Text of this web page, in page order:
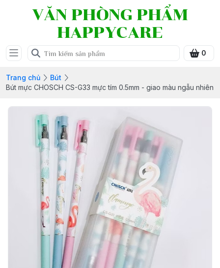
VĂN PHÒNG PHẨM
HAPPYCARE
0
Trang chủ
Bút
Bút mực CHOSCH CS-G33 mực tím 0.5mm - giao màu ngẫu nhiên